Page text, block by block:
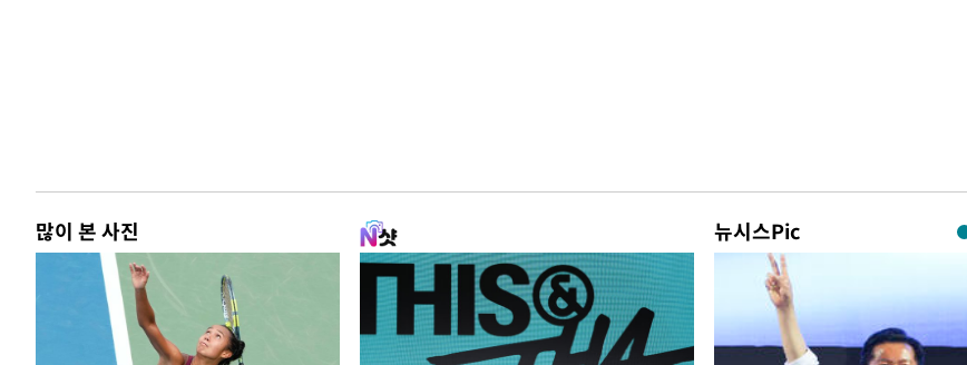
많이 본 사진 뉴시스Pic